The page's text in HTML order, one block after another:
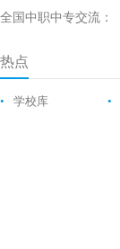
全国中职中专交流：
热点
• 学校库 •